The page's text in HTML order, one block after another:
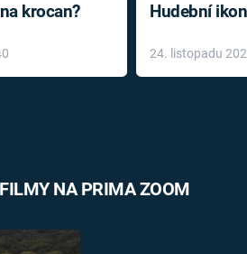
krocan?
Hudební
léky
24. listopadu
NA PRIMA ZOOM